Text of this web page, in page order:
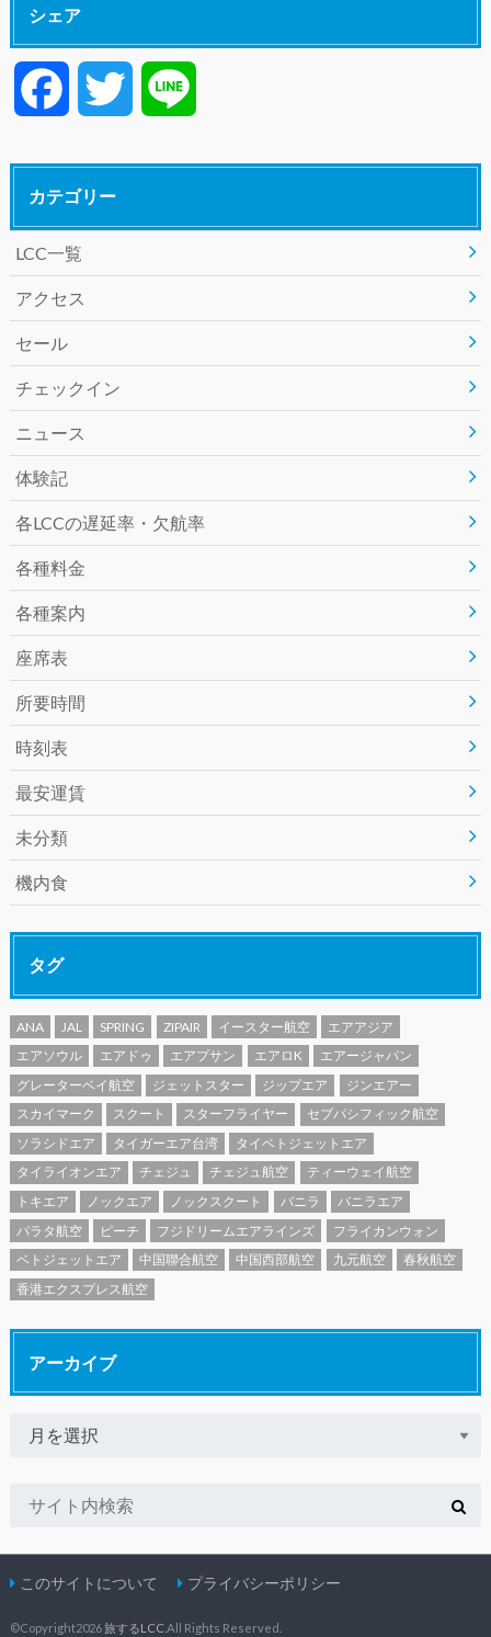
シェア
c
e
b
o
o
e
r
カテゴリー
LCC一覧
アクセス
セール
チェックイン
ニュース
体験記
各LCCの遅延率・欠航率
各種料金
各種案内
座席表
所要時間
時刻表
最安運賃
未分類
機内食
タグ
ANA JAL SPRING ZIPAIR イースター航空
エアアジア
エアソウル
エアドゥ エアプサン エアロK
エアージャパン
グレーターベイ航空
ジェットスター ジップエア
ジンエアー
スカイマーク
スクート スターフライヤー
セブパシフィック航空
ソラシドエア
タイガーエア台湾
タイベトジェットエア
タイライオンエア
チェジュ チェジュ航空
ティーウェイ航空
トキエア
ノックエア ノックスクート バニラ
バニラエア
パラタ航空
ピーチ フジドリームエアラインズ
フライカンウォン
ベトジェットエア
中国聯合航空 中国西部航空 九元航空
春秋航空
香港エクスプレス航空
アーカイブ
このサイトについて プライバシーポリシー
©Copyright2026旅するLCC .All Rights Reserved.